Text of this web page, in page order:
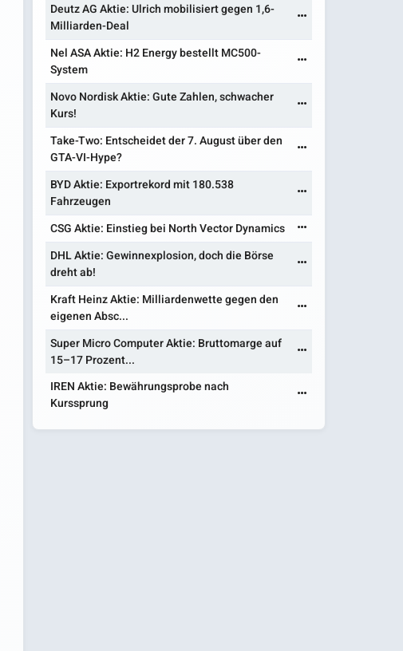
Deutz AG Aktie: Ulrich mobilisiert gegen 1,6-
Milliarden-Deal
Nel ASA Aktie: H2 Energy bestellt MC500-
System
Novo Nordisk Aktie: Gute Zahlen, schwacher
Kurs!
Take-Two: Entscheidet der 7. August über den
GTA-VI-Hype?
BYD Aktie: Exportrekord mit 180.538
Fahrzeugen
CSG Aktie: Einstieg bei North Vector Dynamics
DHL Aktie: Gewinnexplosion, doch die Börse
dreht ab!
Kraft Heinz Aktie: Milliardenwette gegen den
eigenen Absc...
Super Micro Computer Aktie: Bruttomarge auf
15–17 Prozent...
IREN Aktie: Bewährungsprobe nach
Kurssprung